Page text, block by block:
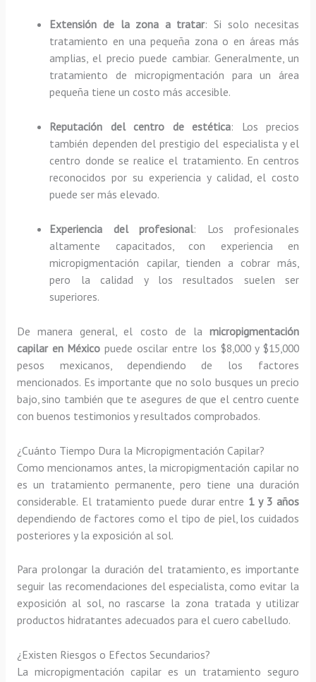
Extensión de la zona a tratar: Si solo necesitas
tratamiento en una pequeña zona o en áreas más
amplias, el precio puede cambiar. Generalmente, un
tratamiento de micropigmentación para un área
pequeña tiene un costo más accesible.
Reputación del centro de estética: Los precios
también dependen del prestigio del especialista y el
centro donde se realice el tratamiento. En centros
reconocidos por su experiencia y calidad, el costo
puede ser más elevado.
Experiencia del profesional: Los profesionales
altamente capacitados, con experiencia en
micropigmentación capilar, tienden a cobrar más,
pero la calidad y los resultados suelen ser
superiores.
De manera general, el costo de lamicropigmentación
capilar en México puede oscilar entre los $8,000 y $15,000
pesos mexicanos, dependiendo de los factores
mencionados. Es importante que no solo busques un precio
bajo, sino también que te asegures de que el centro cuente
con buenos testimonios y resultados comprobados.
¿Cuánto Tiempo Dura la Micropigmentación Capilar?
Como mencionamos antes, la micropigmentación capilar no
es un tratamiento permanente, pero tiene una duración
considerable. El tratamiento puede durar entre 1 y 3 años
dependiendo de factores como el tipo de piel, los cuidados
posteriores y la exposición al sol.
Para prolongar la duración del tratamiento, es importante
seguir las recomendaciones del especialista, como evitar la
exposición al sol, no rascarse la zona tratada y utilizar
productos hidratantes adecuados para el cuero cabelludo.
¿Existen Riesgos o Efectos Secundarios?
La micropigmentación capilar es un tratamiento seguro